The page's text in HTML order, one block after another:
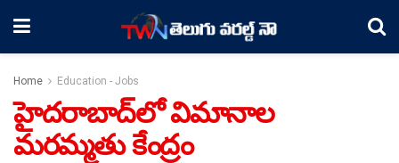
Home Education - Jobs
హైదరాబాద్‌లో విమానాల
మరమ్మతు కేంద్రం